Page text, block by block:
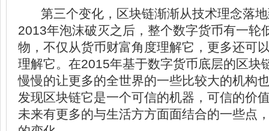
第三个变化，区块链渐渐从技术理念落
2013年泡沫破灭之后，整个数字货币有一轮
物，不仅从货币财富角度理解它，更多还可
理解它。在2015年基于数字货币底层的区块
慢慢的让更多的全世界的一些比较大的机构
发现区块链它是一个可信的机器，可信的价
未来有更多的与生活方方面面结合的一些点